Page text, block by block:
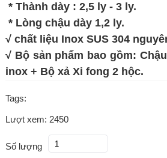
* Thành dày : 2,5 ly - 3 ly.
* Lòng chậu dày 1,2 ly.
√ chất liệu Inox SUS 304
√ Bộ sản phẩm bao gồm:
inox + Bộ xả Xi fong 2 hộc.
Tags:
Lượt xem: 2450
Số lượng